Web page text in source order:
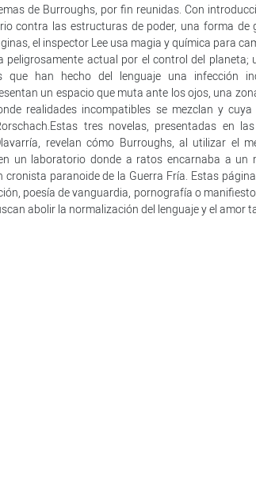
de Burroughs, por fin reunidas. Con
contra las estructuras de poder, una forma de
el inspector Lee usa magia y química para
actual por el control del planeta;
que han hecho del lenguaje una infección
un espacio que muta ante los ojos, una
realidades incompatibles se mezclan y
tres novelas, presentadas en
revelan cómo Burroughs, al utilizar el
un laboratorio donde a ratos encarnaba a un
paranoide de la Guerra Fría. Estas
poesía de vanguardia, pornografía o
abolir la normalización del lenguaje y el amor